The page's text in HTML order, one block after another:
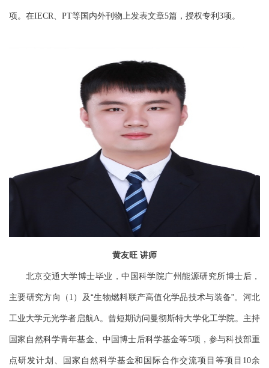
项。在IECR PT等国内外刊物上发表文章5篇，授权专利 3项。
黄友旺 讲师
北京交通大学博士毕业，中国科学院广州能源研究所博士后，
主要研究方向（ 1 ）及“生物燃料联产高值化学品技术与装备”。河北
工业大学元光学者启航A。曾短期访问曼彻斯特大学化工学院。主持
国家自然科学青年基金、中国博士后科学基金等5项，参与科技部重
点研发计划、国家自然科学基金和国际合作交流项目等项目 10余